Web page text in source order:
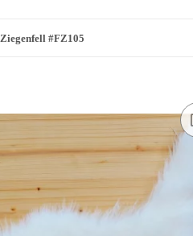
Ziegenfell #FZ105